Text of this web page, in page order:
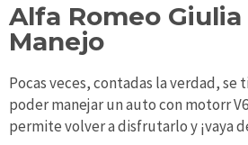
Alfa Romeo Giulia
Manejo
Pocas veces, contadas la verdad, se
poder manejar un auto con motorr
permite volver a disfrutarlo y ¡vaya